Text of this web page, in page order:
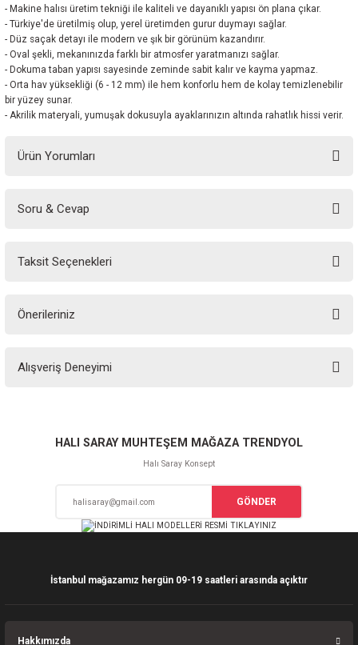
- Makine halısı üretim tekniği ile kaliteli ve dayanıklı yapısı ön plana çıkar.
- Türkiye'de üretilmiş olup, yerel üretimden gurur duymayı sağlar.
- Düz saçak detayı ile modern ve şık bir görünüm kazandırır.
- Oval şekli, mekanınızda farklı bir atmosfer yaratmanızı sağlar.
- Dokuma taban yapısı sayesinde zeminde sabit kalır ve kayma yapmaz.
- Orta hav yüksekliği (6 - 12 mm) ile hem konforlu hem de kolay temizlenebilir
bir yüzey sunar.
- Akrilik materyali, yumuşak dokusuyla ayaklarınızın altında rahatlık hissi verir.
Ürün Yorumları
Soru & Cevap
Taksit Seçenekleri
Önerileriniz
yetersiz gördüğünüz noktaları öneri formunu kullanarak tarafımıza
Ürün resmi kalitesiz, bozuk veya görüntülenemiyor.
Ürün açıklamasında eksik bilgiler bulunuyor.
Bu ürüne benzer farklı alternatifler olmalı.
Alışveriş Deneyimi
Sitemize ilk yorumu siz yapın!
HALI SARAY MUHTEŞEM MAĞAZA TRENDYOL
Halı Saray Konsept
GÖNDER
İstanbul mağazamız hergün 09-19 saatleri arasında açıktır
Hakkımızda